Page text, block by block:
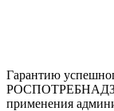
Гарантию
применения